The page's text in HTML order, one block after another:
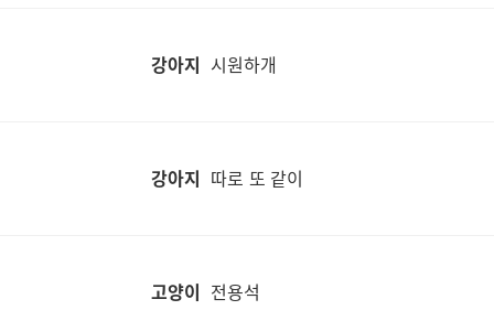
강아지 시원하개
강아지 따로 또 같이
고양이 전용석